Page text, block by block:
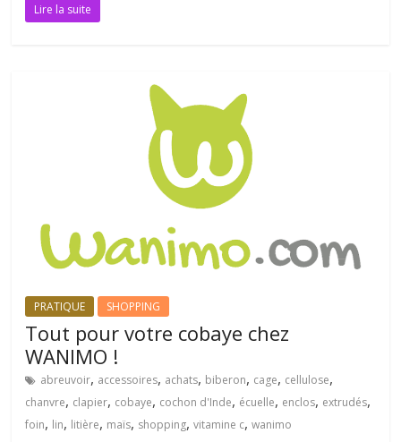
Lire la suite
PRATIQUE SHOPPING
Tout pour votre cobaye chez
WANIMO !
abreuvoir, accessoires, achats, biberon, cage, cellulose,
chanvre, clapier, cobaye, cochon d'Inde, écuelle, enclos, extrudés,
foin, lin, litière, maïs, shopping,vitamine c,wanimo